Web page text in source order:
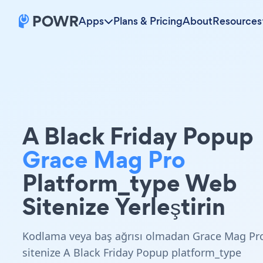
Apps Plans & PricingAboutResources
A Black Friday Popup
Grace Mag Pro
Platform_type Web
Sitenize Yerleştirin
Kodlama veya baş ağrısı olmadan Grace Mag
sitenize A Black Friday Popup platform_type